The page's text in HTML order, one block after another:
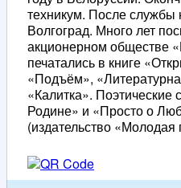
техникум. После службы
Волгоград. Много лет
акционерном обществе
печатались в книге
«Подъём»,
«Калитка». Поэтические
Родине» и «Просто о
(издательство «Молодая